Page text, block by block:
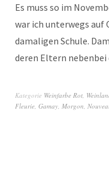
Es muss so im
war ich unterwegs
damaligen Schule.
deren Eltern
Kategorie Weinfarbe Rot
Fleurie Gamay Morgon